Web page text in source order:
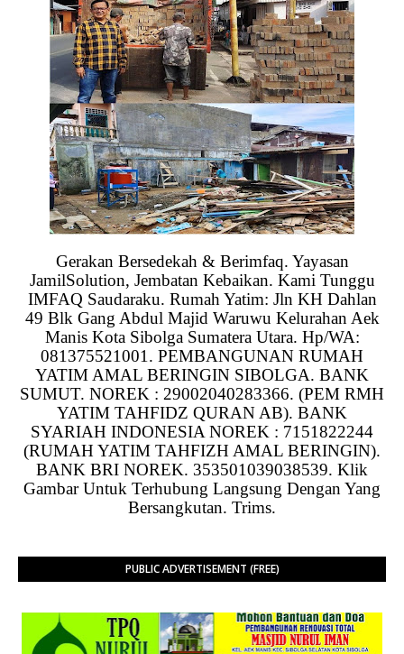
Gerakan Bersedekah & Berimfaq. Yayasan
JamilSolution, Jembatan Kebaikan. Kami Tunggu
IMFAQ Saudaraku. Rumah Yatim: Jln KH Dahlan
49 Blk Gang Abdul Majid Waruwu Kelurahan Aek
Manis Kota Sibolga Sumatera Utara. Hp/WA:
081375521001. PEMBANGUNAN RUMAH
YATIM AMAL BERINGIN SIBOLGA. BANK
SUMUT. NOREK : 29002040283366. (PEM RMH
YATIM TAHFIDZ QURAN AB). BANK
SYARIAH INDONESIA NOREK : 7151822244
(RUMAH YATIM TAHFIZH AMAL BERINGIN).
BANK BRI NOREK. 353501039038539. Klik
Gambar Untuk Terhubung Langsung Dengan Yang
Bersangkutan. Trims.
PUBLIC ADVERTISEMENT (FREE)